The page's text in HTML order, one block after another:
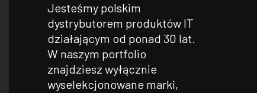
Jesteśmy polskim
dystrybutorem produktów IT
działającym od ponad 30 lat.
W naszym portfolio
znajdziesz wyłącznie
wyselekcjonowane marki,